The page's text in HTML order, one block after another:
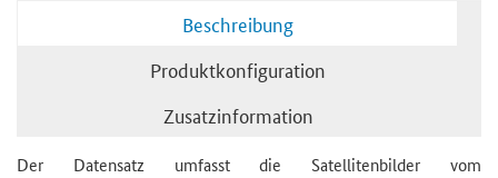
Beschreibung
Produktkonfiguration
Zusatzinformation
Der Datensatz umfasst die Satellitenbilder vom